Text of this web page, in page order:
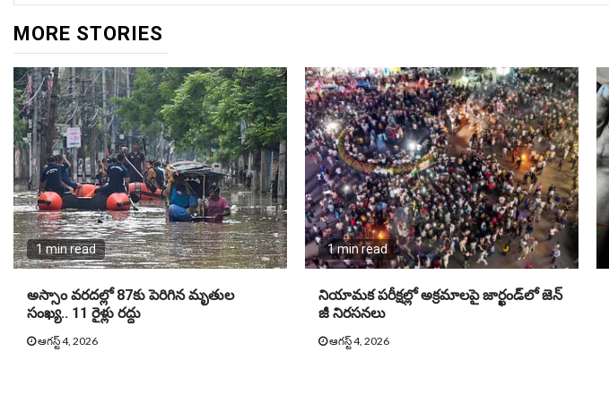
MORE STORIES
1 min read
అస్సాం వరదల్లో 87కు పెరిగిన మృతుల
సంఖ్య.. 11 రైళ్లు రద్దు
ఆగస్ట్ 4, 2026
1 min read
నియామక పరీక్షల్లో అక్రమాలపై జార్ఖండ్‌లో జెన్‌
జీ నిరసనలు
ఆగస్ట్ 4, 2026